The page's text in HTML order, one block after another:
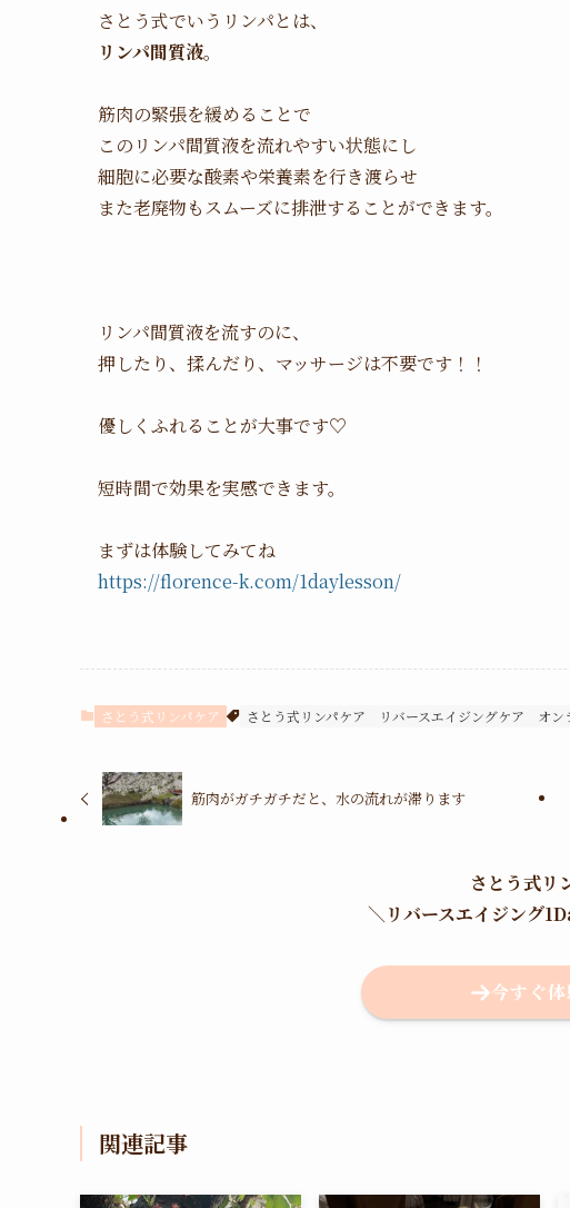
さとう式でいうリンパとは、
リンパ間質液。
筋肉の緊張を緩めることで
このリンパ間質液を流れやすい状態にし
細胞に必要な酸素や栄養素を行き渡らせ
また老廃物もスムーズに排泄することができます。
リンパ間質液を流すのに、
押したり、揉んだり、マッサージは不要です！！
優しくふれることが大事です♡
短時間で効果を実感できます。
まずは体験してみてね
https://florence-k.com/1daylesson/
さとう式リンパケア さとう式リンパケア リバースエイジングケア オン
筋肉がガチガチだと、水の流れが滞ります
さとう式リ
＼リバースエイジング
今すぐ
関連記事